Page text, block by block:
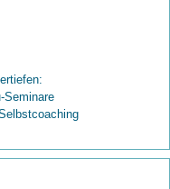
Seminare